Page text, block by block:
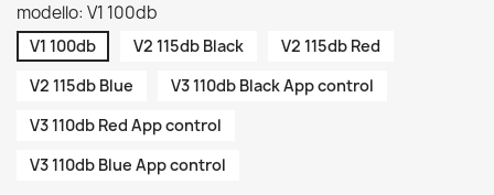
modello: V1 100db
V1 100db V2 115db Black
V2 115db Red
V2 115db Blue
V3 110db Black App control
V3 110db Red App control
V3 110db Blue App control